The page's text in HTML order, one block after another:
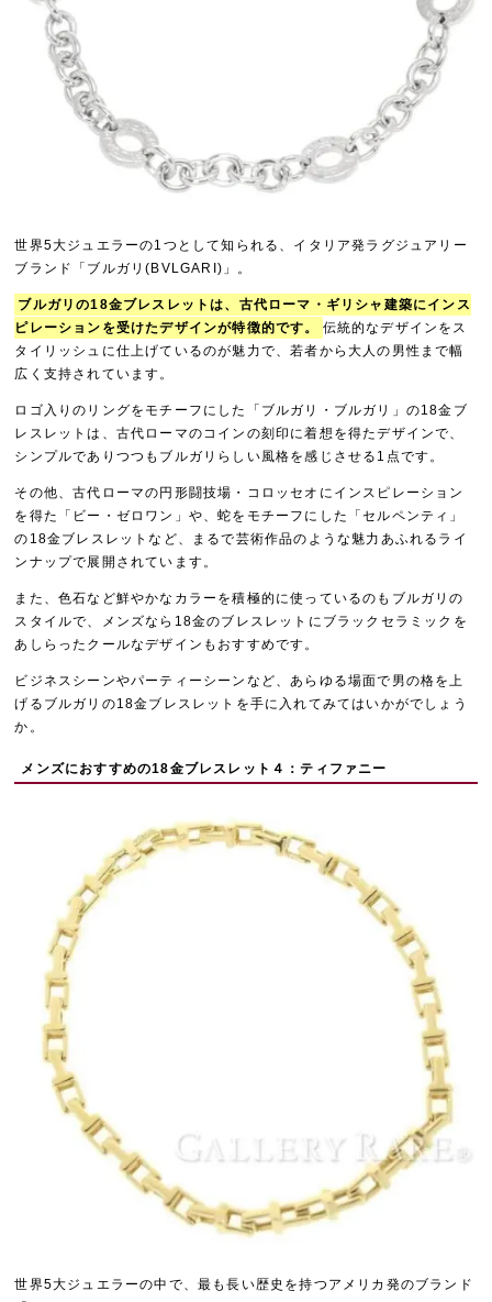
世界5大ジュエラーの1つとして知られる、イタリア発ラグジュアリー
ブランド「ブルガリ(BVLGARI)」。
ブルガリの18金ブレスレットは、古代ローマ・ギリシャ建築にインス
ピレーションを受けたデザインが特徴的です。
伝統的なデザインをス
タイリッシュに仕上げているのが魅力で、若者から大人の男性まで幅
広く支持されています。
ロゴ入りのリングをモチーフにした「ブルガリ・ブルガリ」の18金ブ
レスレットは、古代ローマのコインの刻印に着想を得たデザインで、
シンプルでありつつもブルガリらしい風格を感じさせる1点です。
その他、古代ローマの円形闘技場・コロッセオにインスピレーション
を得た「ビー・ゼロワン」や、蛇をモチーフにした「セルペンティ」
の18金ブレスレットなど、まるで芸術作品のような魅力あふれるライ
ンナップで展開されています。
また、色石など鮮やかなカラーを積極的に使っているのもブルガリの
スタイルで、メンズなら18金のブレスレットにブラックセラミックを
あしらったクールなデザインもおすすめです。
ビジネスシーンやパーティーシーンなど、あらゆる場面で男の格を上
げるブルガリの18金ブレスレットを手に入れてみてはいかがでしょう
か。
メンズにおすすめの18金ブレスレット４：ティファニー
世界5大ジュエラーの中で、最も長い歴史を持つアメリカ発のブランド